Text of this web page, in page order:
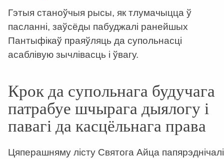
Гэтыя станоўчыя рысы, як тлумачыцца ў
пасланні, заўсёды пабуджалі ранейшых
Пантыфікаў праяўляць да супольнасці
асаблівую зычлівасць і ўвагу.
Крок да супольнага будучага
патрабуе шчырага дыялогу і
павагі да касцёльнага права
Цяперашняму лісту Святога Айца папярэднічалі